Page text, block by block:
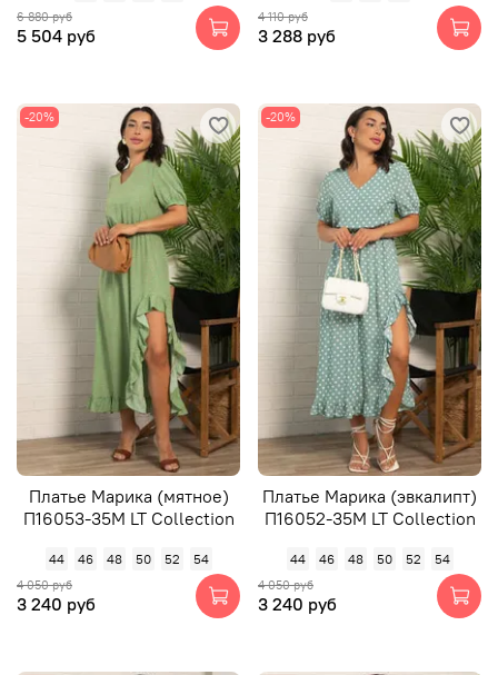
6 880 руб
5 504 руб
4 110 руб
3 288 руб
-20%
Платье Марика (мятное)
П16053-35М LT Collection
44 46 48 50 52 54
4 050 руб
3 240 руб
-20%
Платье Марика (эвкалипт)
П16052-35М LT Collection
44 46 48 50 52 54
4 050 руб
3 240 руб